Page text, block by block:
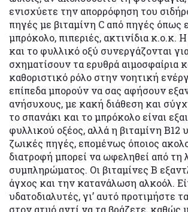
ενισχύετε την απορρόφηση του
πηγές με βιταμίνη C από πηγές όπως
μπρόκολο, πιπεριές, ακτινίδια κ.ο.κ.
και το φυλλικό οξύ συνεργάζονται
σχηματίσουν τα ερυθρά αιμοσφαίρια
καθοριστικό ρόλο στην νοητική
επίπεδα μπορούν να σας αφήσουν
ανήσυχους, με κακή διάθεση και
το σπανάκι και το μπρόκολο είναι
φυλλικού οξέος, αλλά η βιταμίνη B12
ζωικές πηγές, επομένως όποιος
διατροφή μπορεί να ωφεληθεί από τη
συμπληρώματος. Οι βιταμίνες B
άγχος και την κατανάλωση αλκοόλ.
υδατοδιαλυτές, γι’ αυτό προτιμήστε
στον ατμό αντί να τα βράζετε, καθώς